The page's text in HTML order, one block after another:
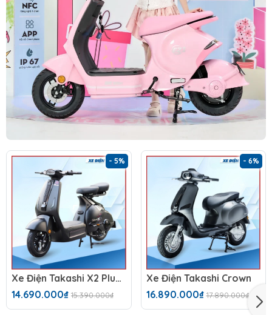
- 5%
Xe Điện Takashi X2 Plus (60V-23Ah)
14.690.000₫ 15.390.000₫
- 6%
Xe Điện Takashi Crown
16.890.000₫ 17.890.000₫